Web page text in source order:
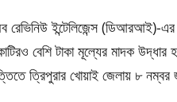
রেভিনিউ ইন্টেলিজেন্স (ডিআরআই)-
বেশি টাকা মূল্যের মাদক
ত্রিপুরার খোয়াই জেলায় ৮